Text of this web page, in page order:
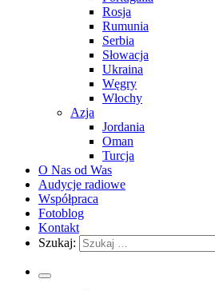
Rosja
Rumunia
Serbia
Słowacja
Ukraina
Węgry
Włochy
Azja
Jordania
Oman
Turcja
O Nas od Was
Audycje radiowe
Współpraca
Fotoblog
Kontakt
Szukaj: